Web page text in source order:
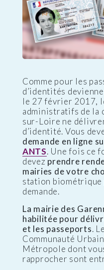
Comme pour les
d’identités
le 27 février 2017,
administratifs de la
sur-Loire ne
d’identité. Vous
demande en ligne
ANTS. Une fois ce
devez prendre
mairies de votre
station
demande.
La mairie des
habilitée pour
et les passeports.
Communauté
Métropole dont
rapprocher sont